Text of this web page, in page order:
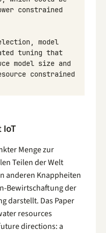
constrained
,
model
tuning that
model size and
constrained
Menge zur
Teilen der Welt
anderen Knappheiten
Bewirtschaftung der
darstellt. Das Paper
resources
directions: a